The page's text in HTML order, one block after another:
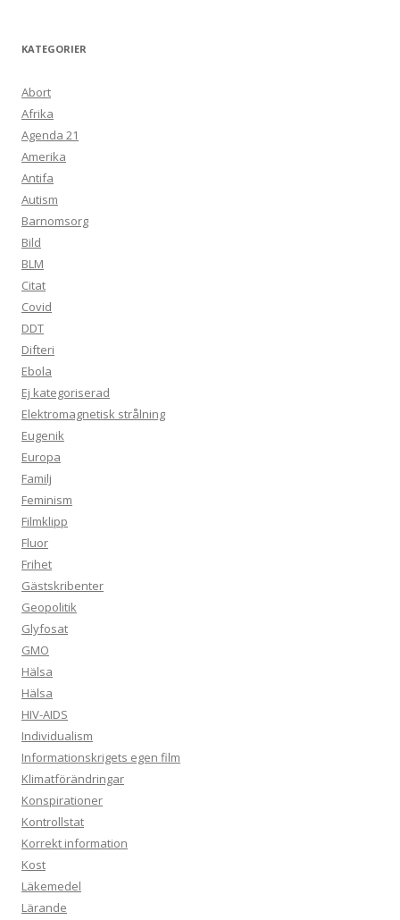
KATEGORIER
Abort
Afrika
Agenda 21
Amerika
Antifa
Autism
Barnomsorg
Bild
BLM
Citat
Covid
DDT
Difteri
Ebola
Ej kategoriserad
Elektromagnetisk strålning
Eugenik
Europa
Familj
Feminism
Filmklipp
Fluor
Frihet
Gästskribenter
Geopolitik
Glyfosat
GMO
Hälsa
Hälsa
HIV-AIDS
Individualism
Informationskrigets egen film
Klimatförändringar
Konspirationer
Kontrollstat
Korrekt information
Kost
Läkemedel
Lärande